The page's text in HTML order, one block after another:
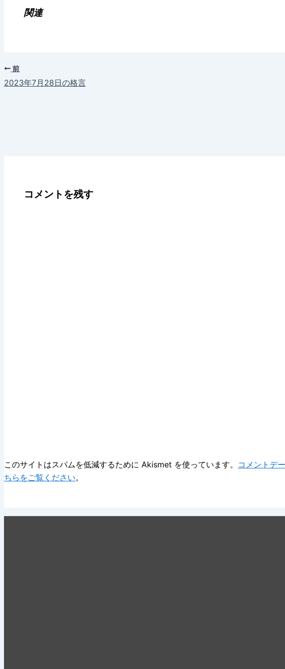
関連
前
2023年7月28日の格言
コメントを残す
このサイトはスパムを低減するために Akismet を使っています。 コメントデ
ちらをご覧ください。